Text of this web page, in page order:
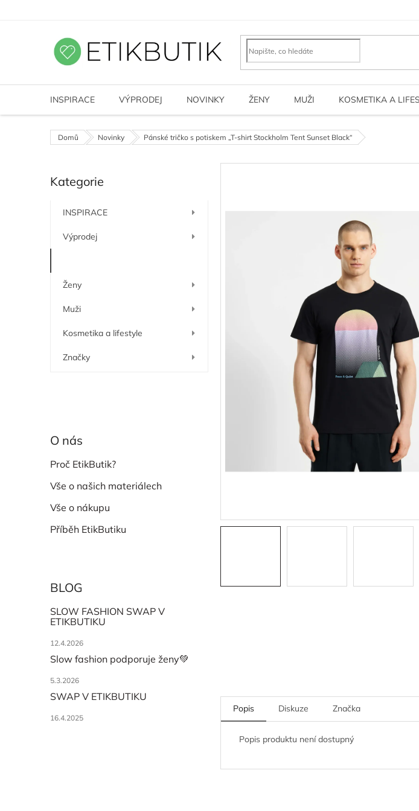
INSPIRACE VÝPRODEJ NOVINKY ŽENY MUŽI KOSMETIKA A
Domů Novinky Pánské tričko s potiskem „T-shirt Stockholm Tent Sunset Black“
o
n
í
Přeskočit
kategorie
Kategorie
INSPIRACE
Výprodej
Ženy
Muži
Kosmetika a lifestyle
Značky
O nás
Proč EtikButik?
Vše o našich materiálech
Vše o nákupu
Příběh EtikButiku
BLOG
SLOW FASHION SWAP V
ETIKBUTIKU
12.4.2026
Slow fashion podporuje ženy💚
5.3.2026
SWAP V ETIKBUTIKU
16.4.2025
Popis Diskuze Značka
Popis produktu není dostupný